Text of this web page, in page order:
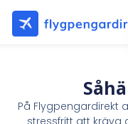
Hoppa
På Flygpengardirekt